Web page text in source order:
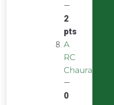
—
2
pts
A
RC
Chauray
—
0